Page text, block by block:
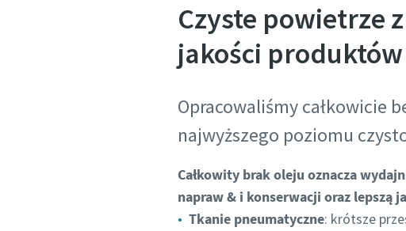
Czyste powietrze
jakości
Opracowaliśmy całkowicie
najwyższego poziomu
Całkowity brak oleju oznacza
napraw & i konserwacji oraz lepszą
Tkanie pneumatyczne: krótsze